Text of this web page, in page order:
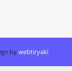
bywebtiryaki